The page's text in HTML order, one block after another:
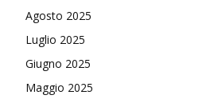
Agosto 2025
Luglio 2025
Giugno 2025
Maggio 2025